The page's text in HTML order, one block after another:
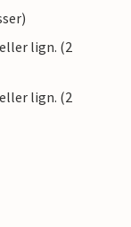
lign. (2
lign. (2